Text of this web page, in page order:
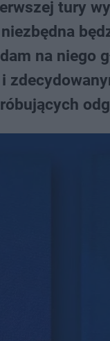
tury
na niego